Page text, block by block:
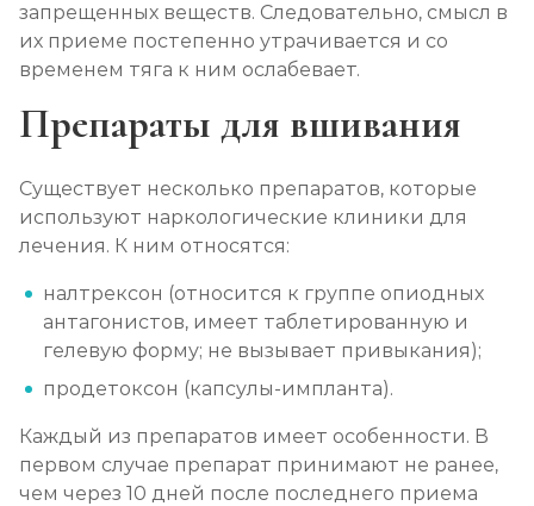
запрещенных веществ. Следовательно, смысл в
их приеме постепенно утрачивается и со
временем тяга к ним ослабевает.
Препараты для вшивания
Существует несколько препаратов, которые
используют наркологические клиники для
лечения. К ним относятся:
налтрексон (относится к группе опиодных
антагонистов, имеет таблетированную и
гелевую форму; не вызывает привыкания);
продетоксон (капсулы-импланта).
Каждый из препаратов имеет особенности. В
первом случае препарат принимают не ранее,
чем через 10 дней после последнего приема